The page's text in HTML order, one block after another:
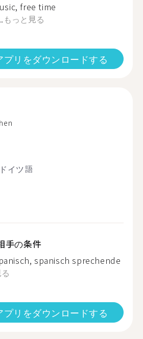
free time
もっと見る
プリをダウンロードする
ドイツ語
手の条件
spanisch sprechende
プリをダウンロードする